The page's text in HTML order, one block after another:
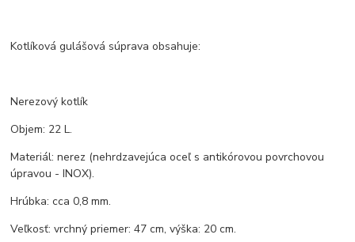
Kotlíková gulášová súprava obsahuje:
Nerezový kotlík
Objem: 22 L.
Materiál: nerez (nehrdzavejúca oceľ s antikórovou povrchovou
úpravou - INOX).
Hrúbka: cca 0,8 mm.
Veľkosť: vrchný priemer: 47 cm, výška: 20 cm.